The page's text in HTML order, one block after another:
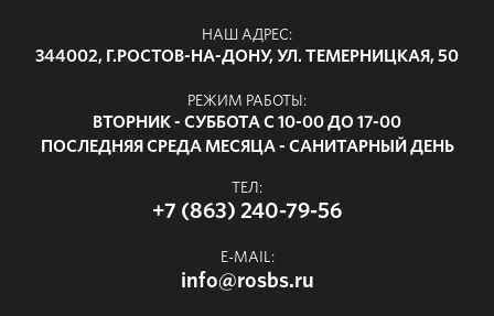
НАШ АДРЕС:
344002, Г.РОСТОВ-НА-ДОНУ, УЛ. ТЕМЕРНИЦКАЯ, 50
РЕЖИМ РАБОТЫ:
ВТОРНИК - СУББОТА С 10-00 ДО 17-00
ПОСЛЕДНЯЯ СРЕДА МЕСЯЦА - САНИТАРНЫЙ ДЕНЬ
ТЕЛ:
+7 (863) 240-79-56
E-MAIL:
info@rosbs.ru